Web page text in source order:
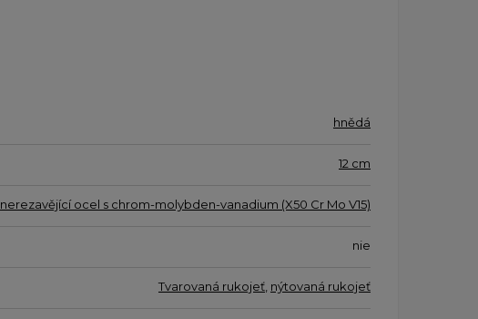
hnědá
12 cm
nerezavějící ocel s chrom-molybden-vanadium (X50 Cr Mo V15)
nie
Tvarovaná rukojeť, nýtovaná rukojeť